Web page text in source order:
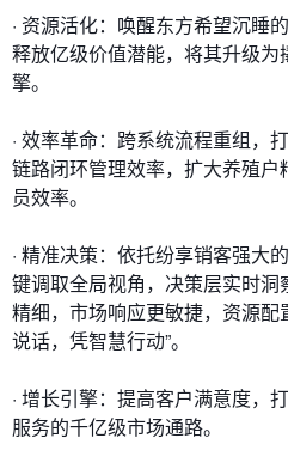
· 资源活化：唤醒东方希望沉睡
释放亿级价值潜能，将其升级
擎。
· 效率革命：跨系统流程重组，
链路闭环管理效率，扩大养殖
员效率。
· 精准决策：依托纷享销客强大
键调取全局视角，决策层实时
精细，市场响应更敏捷，资源配
说话，凭智慧行动”。
· 增长引擎：提高客户满意度，
服务的千亿级市场通路。